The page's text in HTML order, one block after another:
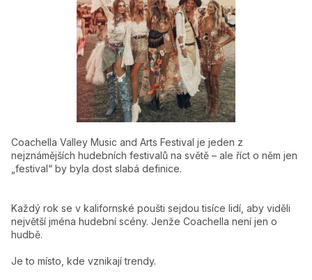
Coachella Valley Music and Arts Festival je jeden z
nejznámějších hudebních festivalů na světě – ale říct o něm jen
„festival“ by byla dost slabá definice.
Každý rok se v kalifornské poušti sejdou tisíce lidí, aby viděli
největší jména hudební scény. Jenže Coachella není jen o
hudbě.
Je to místo, kde vznikají trendy.